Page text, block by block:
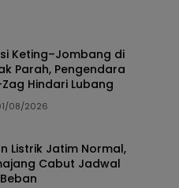
Keting–Jombang di
Parah, Pengendara
Hindari Lubang
08/2026
Listrik Jatim Normal,
Cabut Jadwal